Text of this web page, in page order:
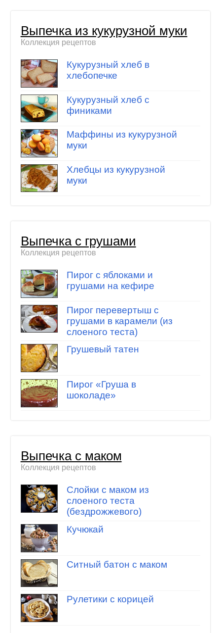
Выпечка из кукурузной муки
Коллекция рецептов
Кукурузный хлеб в
хлебопечке
Кукурузный хлеб с
финиками
Маффины из кукурузной
муки
Хлебцы из кукурузной
муки
Выпечка с грушами
Коллекция рецептов
Пирог с яблоками и
грушами на кефире
Пирог перевертыш с
грушами в карамели (из
слоеного теста)
Грушевый татен
Пирог «Груша в
шоколаде»
Выпечка с маком
Коллекция рецептов
Слойки с маком из
слоеного теста
(бездрожжевого)
Кучюкай
Ситный батон с маком
Рулетики с корицей